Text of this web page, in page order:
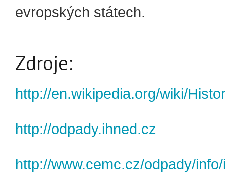
evropských státech.
Zdroje:
http://en.wikipedia.org/wiki/
http://odpady.ihned.cz
http://www.cemc.cz/odpady/